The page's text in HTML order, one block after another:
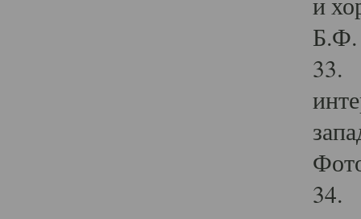
Б.Ф.
33.
34.